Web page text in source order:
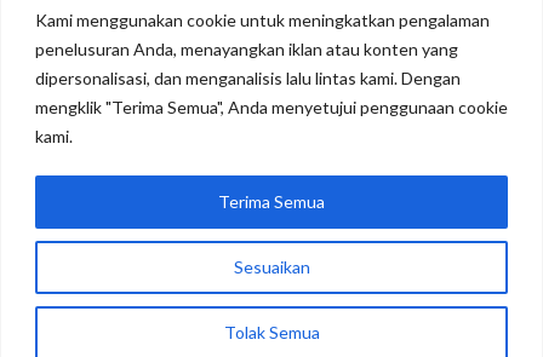
Kami menggunakan cookie untuk meningkatkan pengalaman
penelusuran Anda, menayangkan iklan atau konten yang
dipersonalisasi, dan menganalisis lalu lintas kami. Dengan
mengklik "Terima Semua", Anda menyetujui penggunaan cookie
kami.
Sesuaikan
Tolak Semua
Terima Semua
Contact us:kabarmagetan@gmail.com
Tentang Kami Pedoman Media Siber Privacy Policy Kirim Berita